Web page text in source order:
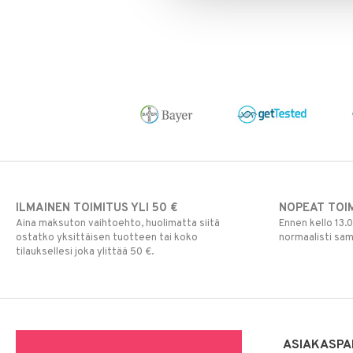
ILMAINEN TOIMITUS YLI 50 €
Aina maksuton vaihtoehto, huolimatta siitä
ostatko yksittäisen tuotteen tai koko
tilauksellesi joka ylittää 50 €.
NOPEAT
Ennen kello
normaalisti